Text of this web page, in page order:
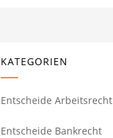
KATEGORIEN
Entscheide Arbeitsrecht
Entscheide Bankrecht